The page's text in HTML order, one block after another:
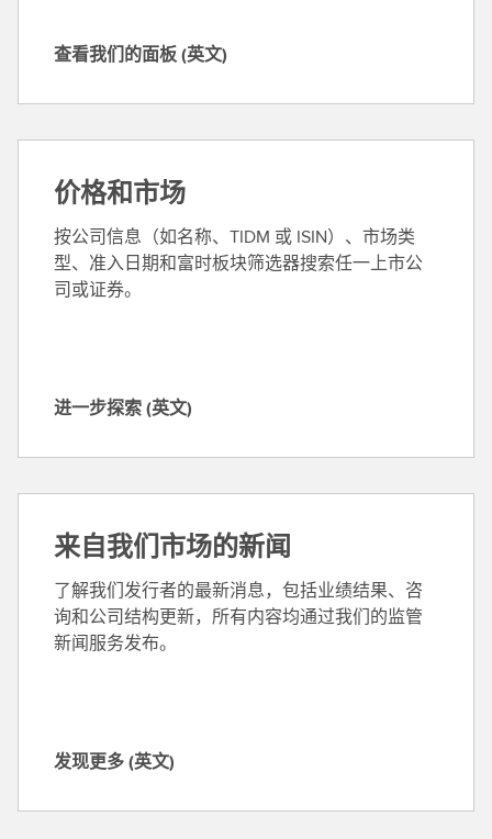
查
们
面
板
(
英
文
查看我们的面板 (英文)
价格和市场
按公司信息（如名称、TIDM 或 ISIN）、市场类
型、准入日期和富时板块筛选器搜索任一上市公
司或证券。
进
探
索
(
英
文
)
进一步探索 (英文)
来自我们市场的新闻
了解我们发行者的最新消息，包括业绩结果、咨
询和公司结构更新，所有内容均通过我们的监管
新闻服务发布。
发
发现更多 (英文)